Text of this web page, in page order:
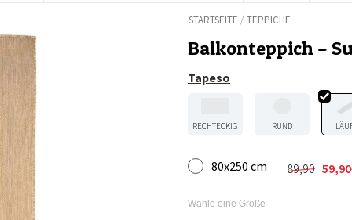
STARTSEITE /TEPPICHE
Balkonteppich –
Tapeso
RECHTECKIG RUND
80x250 cm 89,90 59,90
Aktueller
Wähle eine Größe